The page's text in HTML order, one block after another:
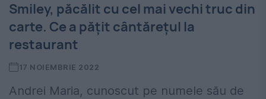
Smiley, păcălit cu cel mai vechi truc din
carte. Ce a pățit cântărețul la
restaurant
17 NOIEMBRIE 2022
Andrei Maria, cunoscut pe numele său de